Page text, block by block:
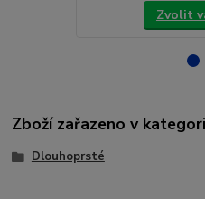
Zvolit
Zboží zařazeno v
Dlouhoprsté